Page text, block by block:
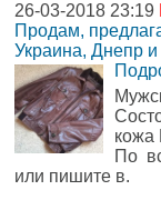
26-03-2018 23:19
Продам,
Украина, Днепр и
кожа
По
или пишите в.